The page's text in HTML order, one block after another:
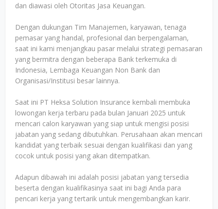
dan diawasi oleh Otoritas Jasa Keuangan.
Dengan dukungan Tim Manajemen, karyawan, tenaga
pemasar yang handal, profesional dan berpengalaman,
saat ini kami menjangkau pasar melalui strategi pemasaran
yang bermitra dengan beberapa Bank terkemuka di
Indonesia, Lembaga Keuangan Non Bank dan
Organisasi/Institusi besar lainnya.
Saat ini PT Heksa Solution Insurance kembali membuka
lowongan kerja terbaru pada bulan Januari 2025 untuk
mencari calon karyawan yang siap untuk mengisi posisi
jabatan yang sedang dibutuhkan. Perusahaan akan mencari
kandidat yang terbaik sesuai dengan kualifikasi dan yang
cocok untuk posisi yang akan ditempatkan.
Adapun dibawah ini adalah posisi jabatan yang tersedia
beserta dengan kualifikasinya saat ini bagi Anda para
pencari kerja yang tertarik untuk mengembangkan karir.